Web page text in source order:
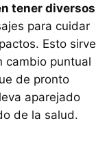
tener diversos
para cuidar
Esto sirve
cambio puntual
de pronto
aparejado
de la salud.